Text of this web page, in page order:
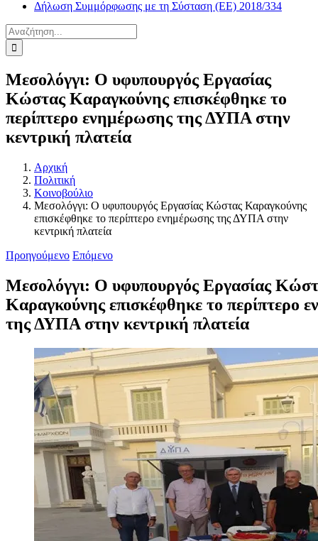
Δήλωση Συμμόρφωσης με τη Σύσταση (ΕΕ) 2018/334
Αναζήτηση
για:
Μεσολόγγι: Ο υφυπουργός Εργασίας
Κώστας Καραγκούνης επισκέφθηκε το
περίπτερο ενημέρωσης της ΔΥΠΑ στην
κεντρική πλατεία
Αρχική
Πολιτική
Κοινοβούλιο
Μεσολόγγι: Ο υφυπουργός Εργασίας Κώστας Καραγκούνης
επισκέφθηκε το περίπτερο ενημέρωσης της ΔΥΠΑ στην
κεντρική πλατεία
Προηγούμενο Επόμενο
Μεσολόγγι: Ο υφυπουργός Εργασίας
Καραγκούνης επισκέφθηκε το περίπτερο
της ΔΥΠΑ στην κεντρική πλατεία
Προβολή
μεγαλύτερης
εικόνας